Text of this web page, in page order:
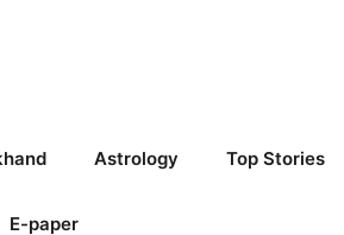
Astrology Top Stories
E-paper